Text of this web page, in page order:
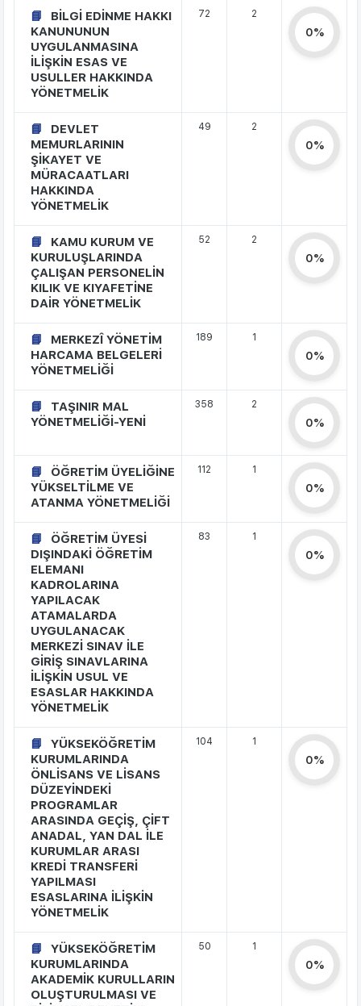
BİLGİ EDİNME HAKKI
KANUNUNUN
UYGULANMASINA
İLİŞKİN ESAS VE
USULLER HAKKINDA
YÖNETMELİK
72 2
0%
DEVLET
MEMURLARININ
ŞİKAYET VE
MÜRACAATLARI
HAKKINDA
YÖNETMELİK
49 2
0%
KAMU KURUM VE
KURULUŞLARINDA
ÇALIŞAN PERSONELİN
KILIK VE KIYAFETİNE
DAİR YÖNETMELİK
52 2
0%
MERKEZÎ YÖNETİM
HARCAMA BELGELERİ
YÖNETMELİĞİ
189 1
0%
TAŞINIR MAL
YÖNETMELİĞİ-YENİ
358 2
0%
ÖĞRETİM ÜYELİĞİNE
YÜKSELTİLME VE
ATANMA YÖNETMELİĞİ
112 1
0%
ÖĞRETİM ÜYESİ
DIŞINDAKİ ÖĞRETİM
ELEMANI
KADROLARINA
YAPILACAK
ATAMALARDA
UYGULANACAK
MERKEZİ SINAV İLE
GİRİŞ SINAVLARINA
İLİŞKİN USUL VE
ESASLAR HAKKINDA
YÖNETMELİK
83 1
0%
YÜKSEKÖĞRETİM
KURUMLARINDA
ÖNLİSANS VE LİSANS
DÜZEYİNDEKİ
PROGRAMLAR
ARASINDA GEÇİŞ, ÇİFT
ANADAL, YAN DAL İLE
KURUMLAR ARASI
KREDİ TRANSFERİ
YAPILMASI
ESASLARINA İLİŞKİN
YÖNETMELİK
104 1
0%
YÜKSEKÖĞRETİM
KURUMLARINDA
AKADEMİK KURULLARIN
OLUŞTURULMASI VE
50 1
0%